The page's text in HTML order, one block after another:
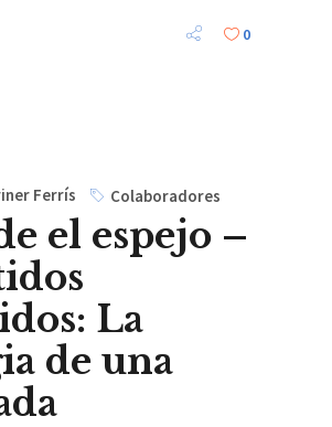
0
Ferrís Colaboradores
el espejo –
La
de una